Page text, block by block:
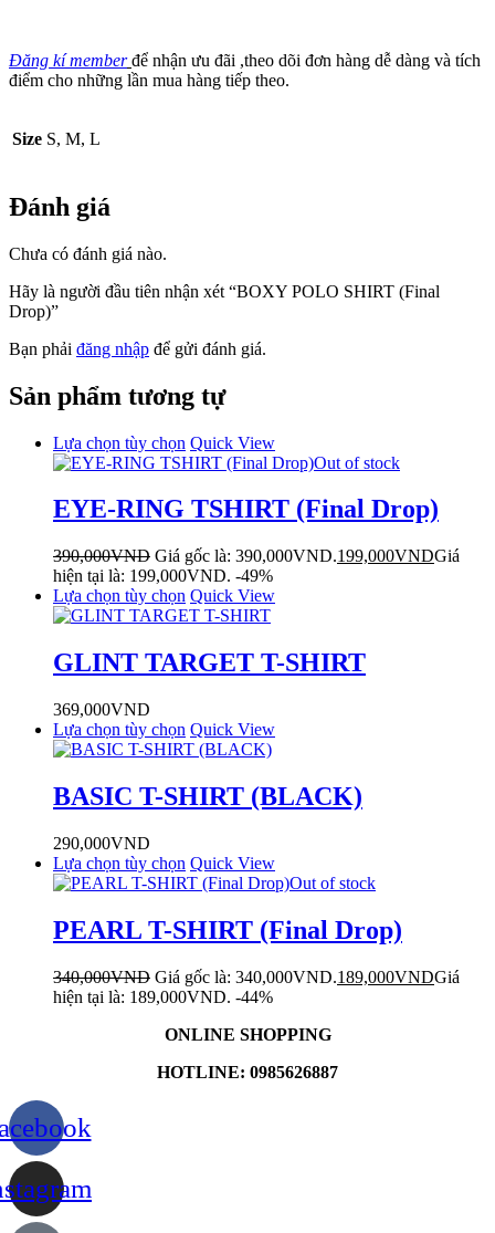
Đăng kí member để nhận ưu đãi ,theo dõi đơn hàng dễ dàng và tích
điểm cho những lần mua hàng tiếp theo.
Size S, M, L
Đánh giá
Chưa có đánh giá nào.
Hãy là người đầu tiên nhận xét “BOXY POLO SHIRT (Final
Drop)”
Bạn phải đăng nhập để gửi đánh giá.
Sản phẩm tương tự
Lựa chọn tùy chọn Quick View
Out of stock
EYE-RING TSHIRT (Final Drop)
390,000VND Giá gốc là: 390,000VND.199,000VNDGiá
hiện tại là: 199,000VND. -49%
Lựa chọn tùy chọn Quick View
GLINT TARGET T-SHIRT
369,000VND
Lựa chọn tùy chọn Quick View
BASIC T-SHIRT (BLACK)
290,000VND
Lựa chọn tùy chọn Quick View
Out of stock
PEARL T-SHIRT (Final Drop)
340,000VND Giá gốc là: 340,000VND.189,000VNDGiá
hiện tại là: 189,000VND. -44%
ONLINE SHOPPING
HOTLINE: 0985626887